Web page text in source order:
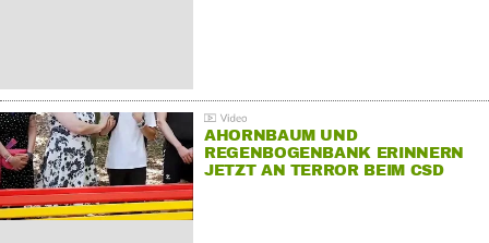
AHORNBAUM UND
REGENBOGENBANK ERINNERN
JETZT AN TERROR BEIM CSD